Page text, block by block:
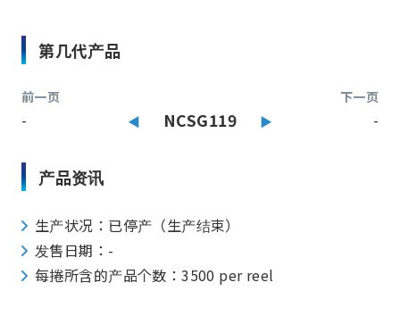
第几代产品
前一页
- NCSG119
下一页
-
产品资讯
生产状况：已停产（生产结束）
发售日期：-
每捲所含的产品个数：3500 per reel